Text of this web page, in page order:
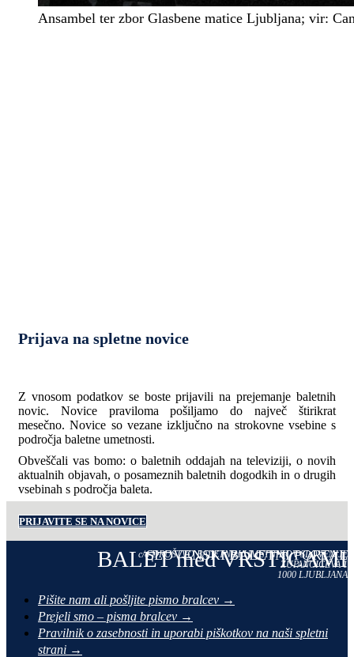
Ansambel ter zbor Glasbene matice Ljubljana; vir:
Prijava na spletne novice
Z vnosom podatkov se boste prijavili na prejemanje baletnih
novic. Novice praviloma pošiljamo do največ štirikrat
mesečno. Novice so vezane izključno na strokovne vsebine s
področja baletne umetnosti.
Obveščali vas bomo: o baletnih oddajah na televiziji, o novih
aktualnih objavah, o posameznih baletnih dogodkih in o drugih
vsebinah s področja baleta.
PRIJAVITE SE NA NOVICE
SLOVENSKI BALETNI PORTAL
BALET med VRSTICAMI
c/o DRUŠTVO BALETNIH UMETNIKOV SLOVENIJE
ŽUPANČIČEVA 1
1000 LJUBLJANA
Pišite nam ali pošljite pismo bralcev →
Prejeli smo – pisma bralcev →
Pravilnik o zasebnosti in uporabi piškotkov na naši spletni
strani →